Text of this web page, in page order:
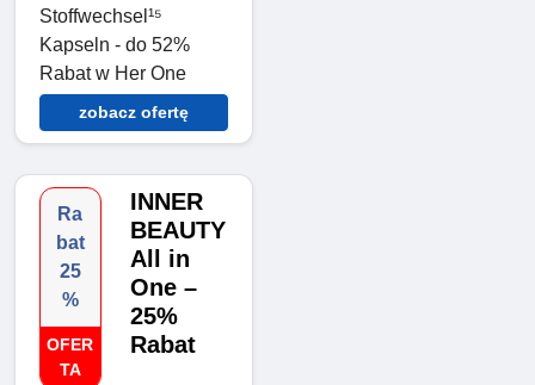
Stoffwechsel¹⁵
Kapseln - do 52%
Rabat w Her One
zobacz ofertę
Ra
bat
25
%
OFER
TA
INNER
BEAUTY
All in
One –
25%
Rabat